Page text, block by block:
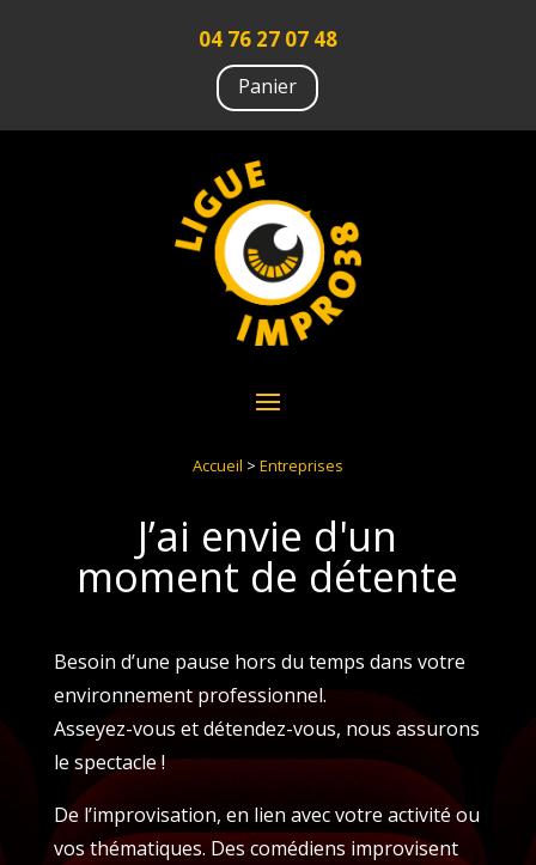
04 76 27 07 48
Panier
Accueil > Entreprises
J’ai envie d'un
moment de détente
Besoin d’une pause hors du temps dans votre
environnement professionnel.
Asseyez-vous et détendez-vous, nous assurons
le spectacle !
De l’improvisation, en lien avec votre activité ou
vos thématiques. Des comédiens improvisent